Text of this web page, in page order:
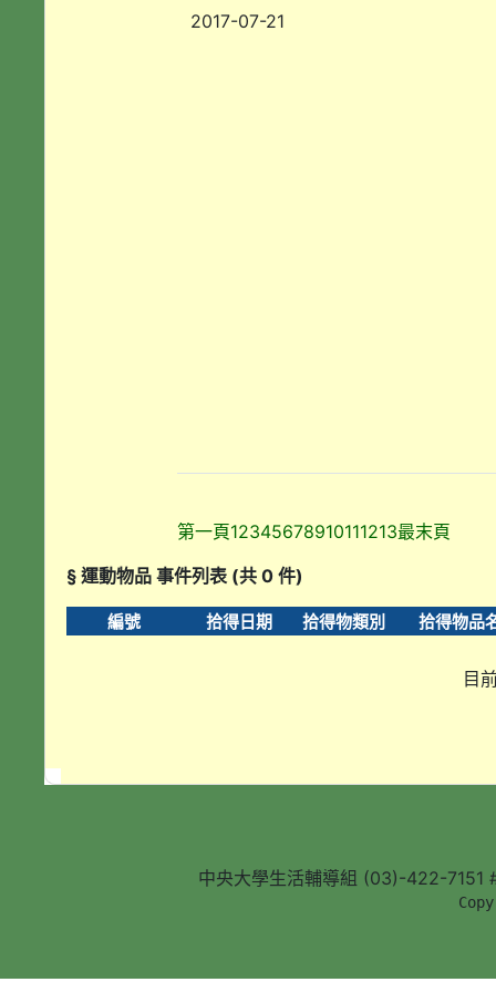
2017-07-21
第一頁12345678910111213最末頁
§ 運動物品 事件列表 (共 0 件)
編號 拾得日期 拾得物類別 拾得物品
目
中央大學生活輔導組 (03)-422-7151